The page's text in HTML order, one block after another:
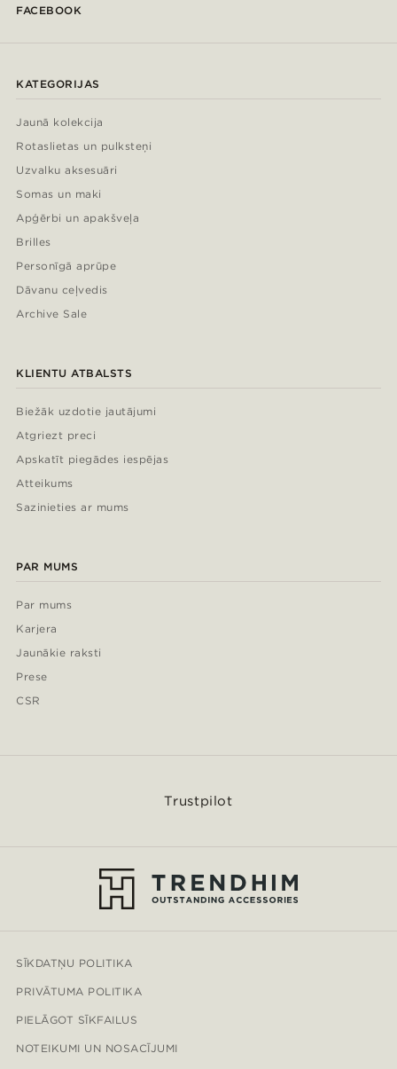
FACEBOOK
KATEGORIJAS
Jaunā kolekcija
Rotaslietas un pulksteņi
Uzvalku aksesuāri
Somas un maki
Apģērbi un apakšveļa
Brilles
Personīgā aprūpe
Dāvanu ceļvedis
Archive Sale
KLIENTU ATBALSTS
Biežāk uzdotie jautājumi
Atgriezt preci
Apskatīt piegādes iespējas
Atteikums
Sazinieties ar mums
PAR MUMS
Par mums
Karjera
Jaunākie raksti
Prese
CSR
Trustpilot
SĪKDATŅU POLITIKA
PRIVĀTUMA POLITIKA
PIELĀGOT SĪKFAILUS
NOTEIKUMI UN NOSACĪJUMI